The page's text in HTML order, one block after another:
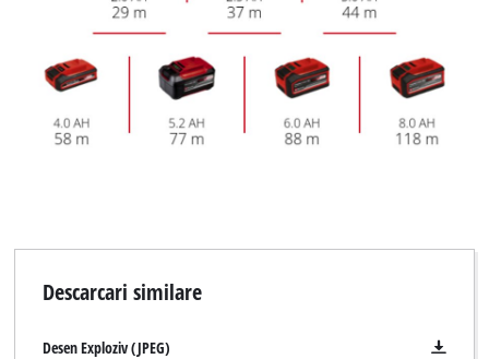
Descarcari similare
Desen Exploziv (JPEG)